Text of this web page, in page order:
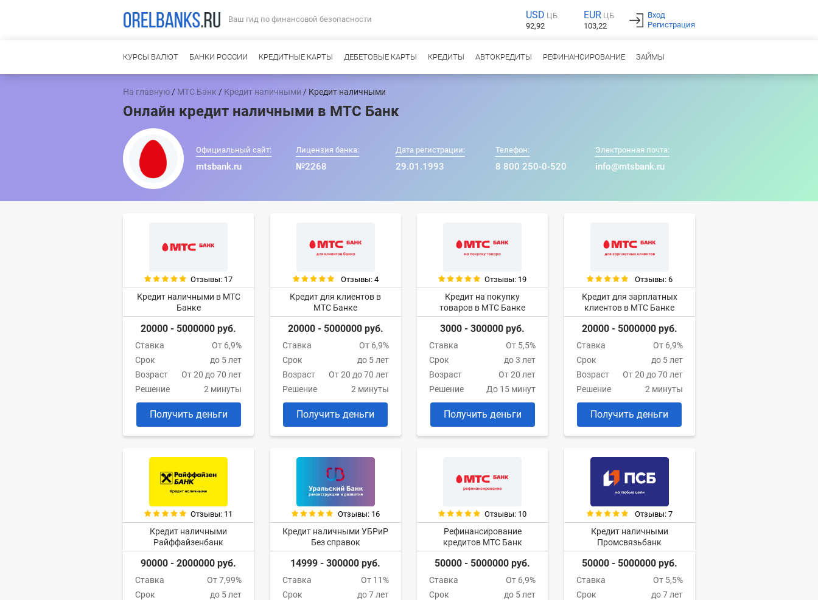
Ваш гид по финансовой безопасности USD ЦБ
92,92
EUR ЦБ
103,22
Вход
Регистрация
КУРСЫ ВАЛЮТ БАНКИ РОССИИ КРЕДИТНЫЕ КАРТЫ ДЕБЕТОВЫЕ КАРТЫ КРЕДИТЫ АВТОКРЕДИТЫ РЕФИНАНСИРОВАНИЕ ЗАЙМЫ
На главную / МТС Банк / Кредит наличными / Кредит наличными
Онлайн кредит наличными в МТС Банк
Официальный сайт:
mtsbank.ru
Лицензия банка:
№2268
Дата регистрации:
29.01.1993
Телефон:
8 800 250-0-520
Электронная почта:
info@mtsbank.ru
Отзывы: 17
Кредит наличными в МТС
Банке
20000 - 5000000 руб.
Ставка
От 6,9%
Срок
до 5 лет
Возраст
От 20 до 70 лет
Решение
2 минуты
Получить деньги
Отзывы: 4
Кредит для клиентов в
МТС Банке
20000 - 5000000 руб.
Ставка
От 6,9%
Срок
до 5 лет
Возраст
От 20 до 70 лет
Решение
2 минуты
Получить деньги
Отзывы: 19
Кредит на покупку
товаров в МТС Банке
3000 - 300000 руб.
Ставка
От 5,5%
Срок
до 3 лет
Возраст
От 20 лет
Решение
До 15 минут
Получить деньги
Отзывы: 6
Кредит для зарплатных
клиентов в МТС Банке
20000 - 5000000 руб.
Ставка
От 6,9%
Срок
до 5 лет
Возраст
От 20 до 70 лет
Решение
2 минуты
Получить деньги
Отзывы: 11
Кредит наличными
Райффайзенбанк
90000 - 2000000 руб.
Ставка
От 7,99%
Срок
до 5 лет
Отзывы: 16
Кредит наличными УБРиР
Без справок
14999 - 300000 руб.
Ставка
От 11%
Срок
до 7 лет
Отзывы: 10
Рефинансирование
кредитов МТС Банк
50000 - 5000000 руб.
Ставка
От 6,9%
Срок
до 5 лет
Отзывы: 7
Кредит наличными
Промсвязьбанк
50000 - 5000000 руб.
Ставка
От 5,5%
Срок
до 7 лет